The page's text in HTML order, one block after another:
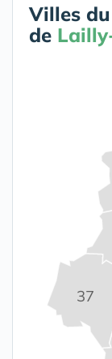
Villes du
de
37